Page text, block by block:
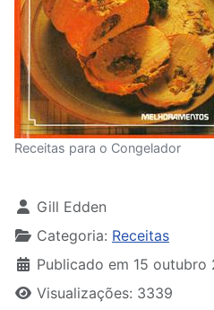
Receitas para o Congelador
Gill Edden
Categoria: Receitas
Publicado em 15 outubro
Visualizações: 3339